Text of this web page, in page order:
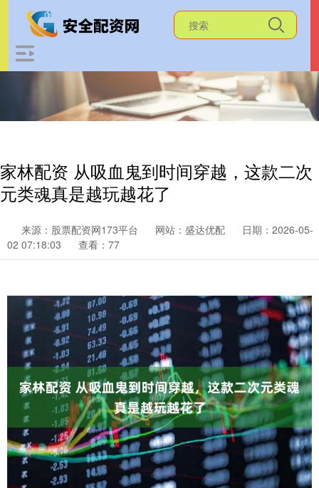
家林配资 从吸血鬼到时间穿越，这款二次
元类魂真是越玩越花了
来源：股票配资网173平台 网站：盛达优配
日期：2026-05-
02 07:18:03
查看：77